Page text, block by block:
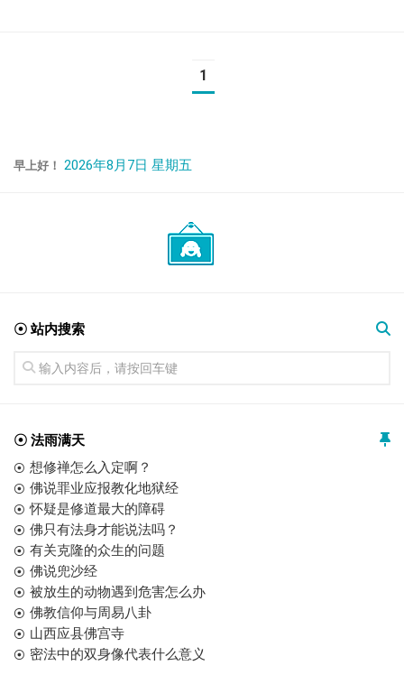
1
早上好！ 2026年8月7日 星期五
☉ 站内搜索
☉ 法雨满天
想修禅怎么入定啊？
佛说罪业应报教化地狱经
怀疑是修道最大的障碍
佛只有法身才能说法吗？
有关克隆的众生的问题
佛说兜沙经
被放生的动物遇到危害怎么办
佛教信仰与周易八卦
山西应县佛宫寺
密法中的双身像代表什么意义